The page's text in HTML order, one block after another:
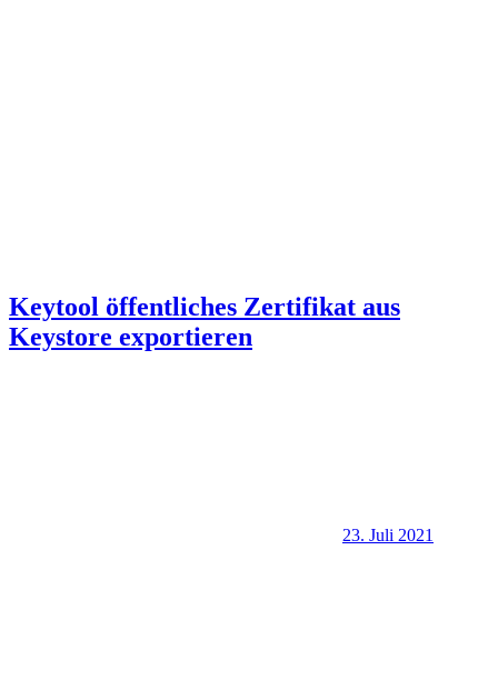
Keytool öffentliches Zertifikat aus
Keystore exportieren
23. Juli 2021